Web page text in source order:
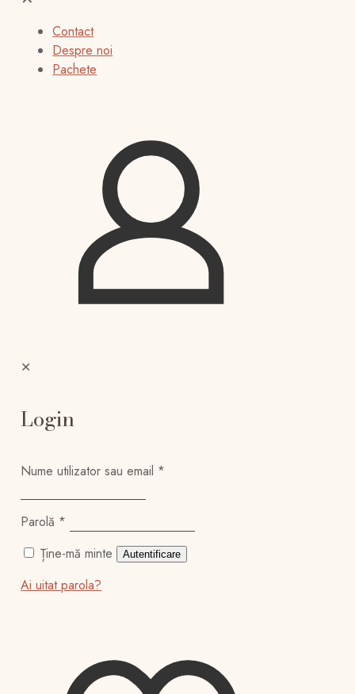
Contact
Despre noi
Pachete
✕
Login
Nume utilizator sau email *
Parolă *
Ține-mă minte
Autentificare
Ai uitat parola?